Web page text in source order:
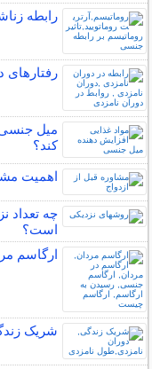
رابطه
رفتارهای
میل جنسی
کند؟
اهمیت
چه تعداد
است؟
ارگاسم
شریک